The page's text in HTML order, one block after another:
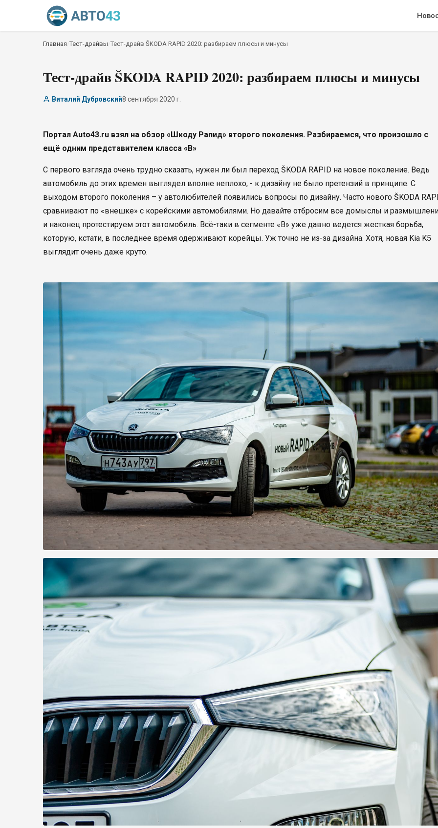
Главная /Тест-драйвы /Тест-драйв ŠKODA RAPID 2020: разбираем плюсы и минусы
Тест-драйв ŠKODA RAPID 2020: разбираем плюсы и минусы
Виталий Дубровский8 сентября 2020 г.
Портал Auto43.ru взял на обзор «Шкоду Рапид» второго поколения. Разбираемся, что произошло с
ещё одним представителем класса «B»
С первого взгляда очень трудно сказать, нужен ли был переход ŠKODA RAPID на новое поколение. Ведь
автомобиль до этих времен выглядел вполне неплохо, - к дизайну не было претензий в принципе. С
выходом второго поколения – у автолюбителей появились вопросы по дизайну. Часто нового ŠKODA
сравнивают по «внешке» с корейскими автомобилями. Но давайте отбросим все домыслы и
и наконец протестируем этот автомобиль. Всё-таки в сегменте «B» уже давно ведется жесткая борьба,
которую, кстати, в последнее время одерживают корейцы. Уж точно не из-за дизайна. Хотя, новая Kia K5
выглядит очень даже круто.